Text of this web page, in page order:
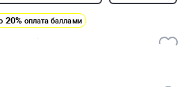
20% оплата баллами